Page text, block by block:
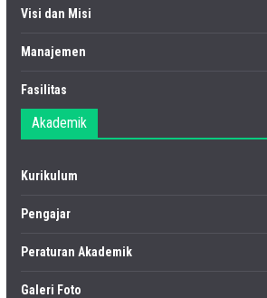
Visi dan Misi
Manajemen
Fasilitas
Akademik
Kurikulum
Pengajar
Peraturan Akademik
Galeri Foto